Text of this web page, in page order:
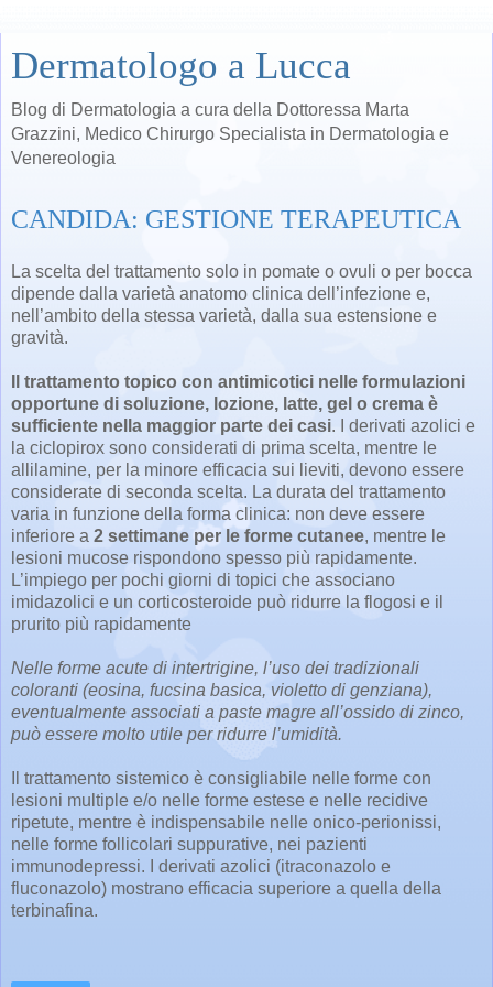
Dermatologo a Lucca
Blog di Dermatologia a cura della Dottoressa Marta
Grazzini, Medico Chirurgo Specialista in Dermatologia e
Venereologia
CANDIDA: GESTIONE TERAPEUTICA
La scelta del trattamento solo in pomate o ovuli o per bocca
dipende dalla varietà anatomo clinica dell’infezione e,
nell’ambito della stessa varietà, dalla sua estensione e
gravità.
Il trattamento topico con antimicotici nelle formulazioni
opportune di soluzione, lozione, latte, gel o crema è
sufficiente nella maggior parte dei casi. I derivati azolici e
la ciclopirox sono considerati di prima scelta, mentre le
allilamine, per la minore efficacia sui lieviti, devono essere
considerate di seconda scelta. La durata del trattamento
varia in funzione della forma clinica: non deve essere
inferiore a 2 settimane per le forme cutanee, mentre le
lesioni mucose rispondono spesso più rapidamente.
L’impiego per pochi giorni di topici che associano
imidazolici e un corticosteroide può ridurre la flogosi e il
prurito più rapidamente
Nelle forme acute di intertrigine, l’uso dei tradizionali
coloranti (eosina, fucsina basica, violetto di genziana),
eventualmente associati a paste magre all’ossido di zinco,
può essere molto utile per ridurre l’umidità.
Il trattamento sistemico è consigliabile nelle forme con
lesioni multiple e/o nelle forme estese e nelle recidive
ripetute, mentre è indispensabile nelle onico-perionissi,
nelle forme follicolari suppurative, nei pazienti
immunodepressi. I derivati azolici (itraconazolo e
fluconazolo) mostrano efficacia superiore a quella della
terbinafina.